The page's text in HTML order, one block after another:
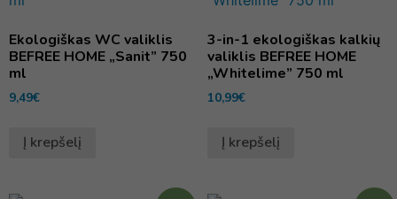
Ekologiškas WC valiklis
BEFREE HOME „Sanit” 750
ml
9,49€
Į krepšelį
3-in-1 ekologiškas kalkių
valiklis BEFREE HOME
„Whitelime” 750 ml
10,99€
Į krepšelį